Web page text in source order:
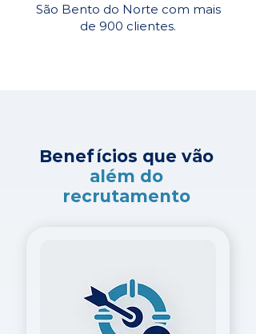
São Bento do Norte com mais
de 900 clientes.
Benefícios que vão
além do
recrutamento